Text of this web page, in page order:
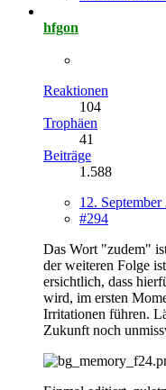
hfgon
Reaktionen
104
Trophäen
41
Beiträge
1.588
12.
#294
Das Wort "zudem"
der weiteren Folge
ersichtlich, dass
wird, im ersten
Irritationen führen.
Zukunft noch